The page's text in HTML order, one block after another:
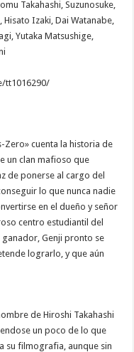
Takahashi, Suzunosuke,
Hisato Izaki, Dai Watanabe,
Yutaka Matsushige,
tt1016290/
Zero» cuenta la historia de
un clan mafioso que
de ponerse al cargo del
lo que nunca nadie
en el dueño y señor
centro estudiantil del
Genji pronto se
lograrlo, y que aún
de Hiroshi Takahashi
un poco de lo que
su filmografia, aunque sin